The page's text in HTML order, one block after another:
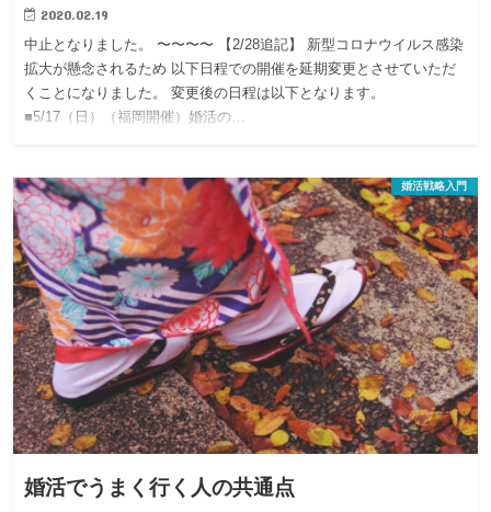
2020.02.19
中止となりました。 〜〜〜〜 【2/28追記】 新型コロナウイルス感染
拡大が懸念されるため 以下日程での開催を延期変更とさせていただ
くことになりました。 変更後の日程は以下となります。
■5/17（日）（福岡開催）婚活の…
婚活戦略入門
婚活でうまく行く人の共通点